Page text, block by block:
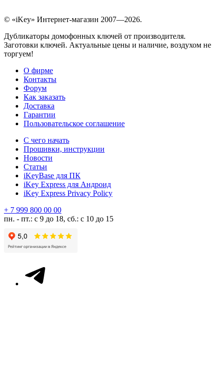
© «iKey» Интернет-магазин 2007—2026.
Дубликаторы домофонных ключей от производителя.
Заготовки ключей. Актуальные цены и наличие, воздухом не
торгуем!
О фирме
Контакты
Форум
Как заказать
Доставка
Гарантии
Пользовательское соглашение
С чего начать
Прошивки, инструкции
Новости
Статьи
iKeyBase для ПК
iKey Express для Андроид
iKey Express Privacy Policy
+ 7 999 800 00 00
пн. - пт.: с 9 до 18, сб.: с 10 до 15